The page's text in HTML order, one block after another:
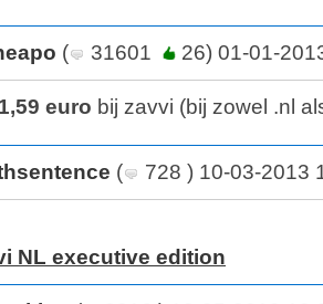
( 31601 26) 01-01-
euro bij zavvi (bij zowel .nl
( 728 ) 10-03-2013
NL executive edition